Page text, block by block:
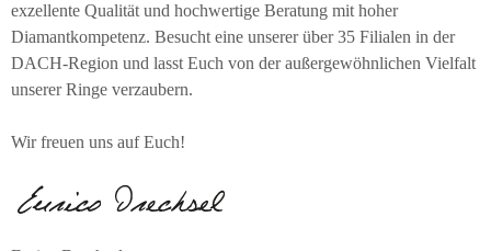
exzellente Qualität und hochwertige Beratung mit hoher
Diamantkompetenz. Besucht eine unserer über 35 Filialen in der
DACH-Region und lasst Euch von der außergewöhnlichen Vielfalt
unserer Ringe verzaubern.
Wir freuen uns auf Euch!